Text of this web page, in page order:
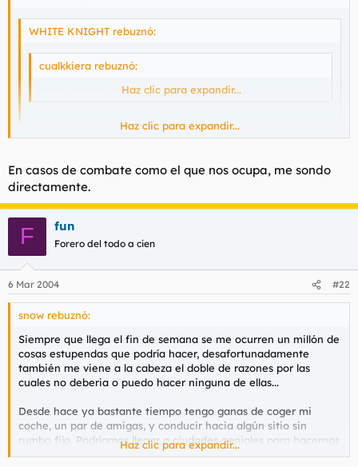
WHITE KNIGHT rebuznó:
cualkkiera rebuznó:
tome asiento mejor..Haz clic para expandir...
Me gusta recrearme en la victoria. Le haré caso y me
le aconsejo también un urinal
Haz clic para expandir...
En casos de combate como el que nos ocupa, me sondo
directamente.
F fun
Forero del todo a cien
6 Mar 2004 #22
snow rebuznó:
Siempre que llega el fin de semana se me ocurren un millón de
cosas estupendas que podría hacer, desafortunadamente
también me viene a la cabeza el doble de razones por las
cuales no deberia o puedo hacer ninguna de ellas...
Desde hace ya bastante tiempo tengo ganas de coger mi
coche, un par de amigas, y conducir hacia algún sitio sin
rumbo fijo. Podríamos llegar a ciudades geniales para hacernos
fotos o para salir por la noche y divertirnos sin límite,
Haz clic para expandir...